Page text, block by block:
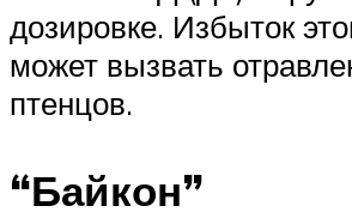
дозировке. Избыток
может вызвать
птенцов.
“Байкон”